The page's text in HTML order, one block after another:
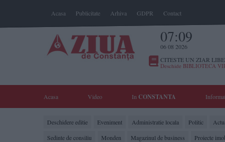
Acasa Publicitate Arhiva GDPR Contact
07:09
06 08 2026
CITESTE UN ZIAR
Deschide BIBLIOTECA
Acasa Video In CONSTANTA
Deschidere editie Eveniment Administratie locala Politic
Sedinte de consiliu
Monden Magazinul de business Proiecte